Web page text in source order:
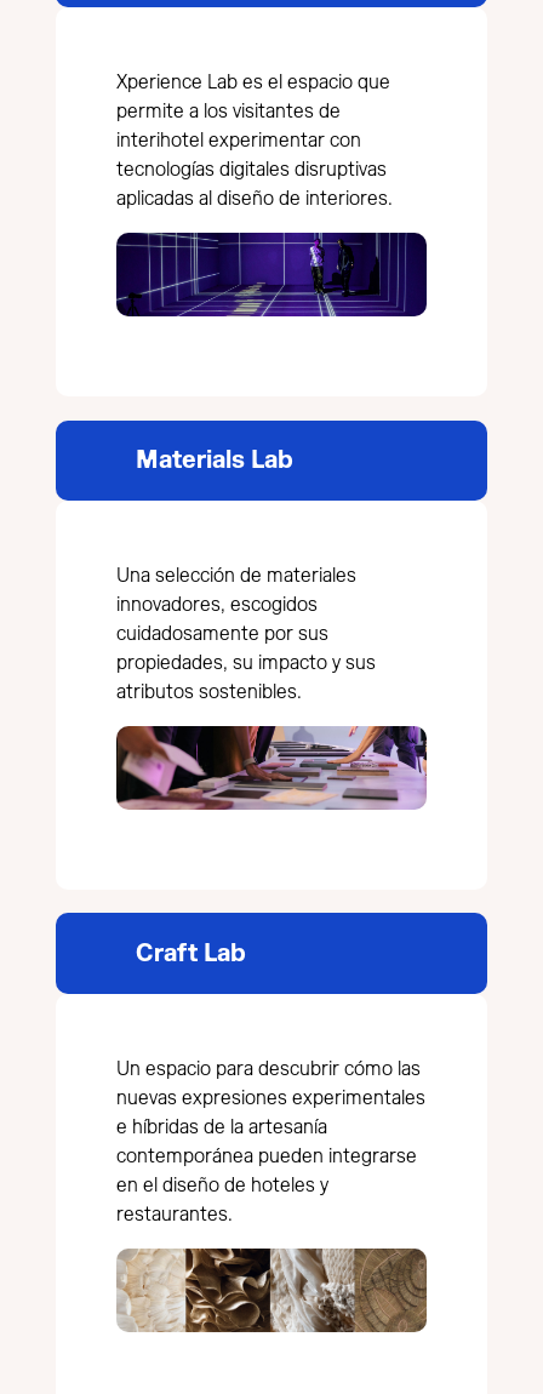
Xperience Lab es el espacio que
permite a los visitantes de
interihotel experimentar con
tecnologías digitales disruptivas
aplicadas al diseño de interiores.
Materials Lab
Una selección de materiales
innovadores, escogidos
cuidadosamente por sus
propiedades, su impacto y sus
atributos sostenibles.
Craft Lab
Un espacio para descubrir cómo las
nuevas expresiones experimentales
e híbridas de la artesanía
contemporánea pueden integrarse
en el diseño de hoteles y
restaurantes.